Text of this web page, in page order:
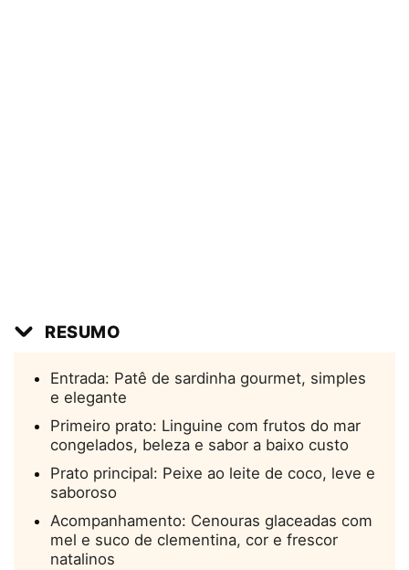
RESUMO
Entrada: Patê de sardinha gourmet, simples
e elegante
Primeiro prato: Linguine com frutos do mar
congelados, beleza e sabor a baixo custo
Prato principal: Peixe ao leite de coco, leve e
saboroso
Acompanhamento: Cenouras glaceadas com
mel e suco de clementina, cor e frescor
natalinos